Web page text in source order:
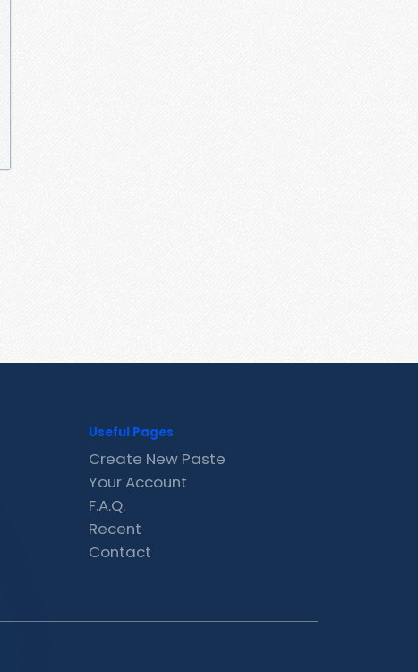
Useful Pages
Create New Paste
Your Account
F.A.Q.
Recent
Contact